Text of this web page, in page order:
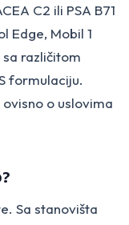
C2 ili PSA B71
Edge, Mobil 1
različitom
formulaciju.
o uslovima
Sa stanovišta